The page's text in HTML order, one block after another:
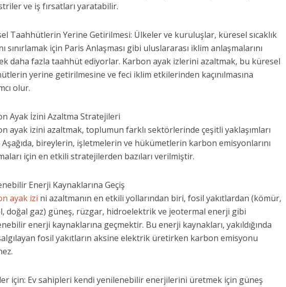
ve iş fırsatları yaratabilir.
Taahhütlerin Yerine Getirilmesi: Ülkeler ve kuruluşlar, küresel sıcaklık
sınırlamak için Paris Anlaşması gibi uluslararası iklim anlaşmalarını
daha fazla taahhüt ediyorlar. Karbon ayak izlerini azaltmak, bu küresel
yerine getirilmesine ve feci iklim etkilerinden kaçınılmasına
olur.
Ayak İzini Azaltma Stratejileri
ayak izini azaltmak, toplumun farklı sektörlerinde çeşitli yaklaşımları
Aşağıda, bireylerin, işletmelerin ve hükümetlerin karbon emisyonlarını
için en etkili stratejilerden bazıları verilmiştir.
Enerji Kaynaklarına Geçiş
ayak izi ni azaltmanın en etkili yollarından biri, fosil yakıtlardan (kömür,
doğal gaz) güneş, rüzgar, hidroelektrik ve jeotermal enerji gibi
enerji kaynaklarına geçmektir. Bu enerji kaynakları, yakıldığında
fosil yakıtların aksine elektrik üretirken karbon emisyonu
için: Ev sahipleri kendi yenilenebilir enerjilerini üretmek için güneş